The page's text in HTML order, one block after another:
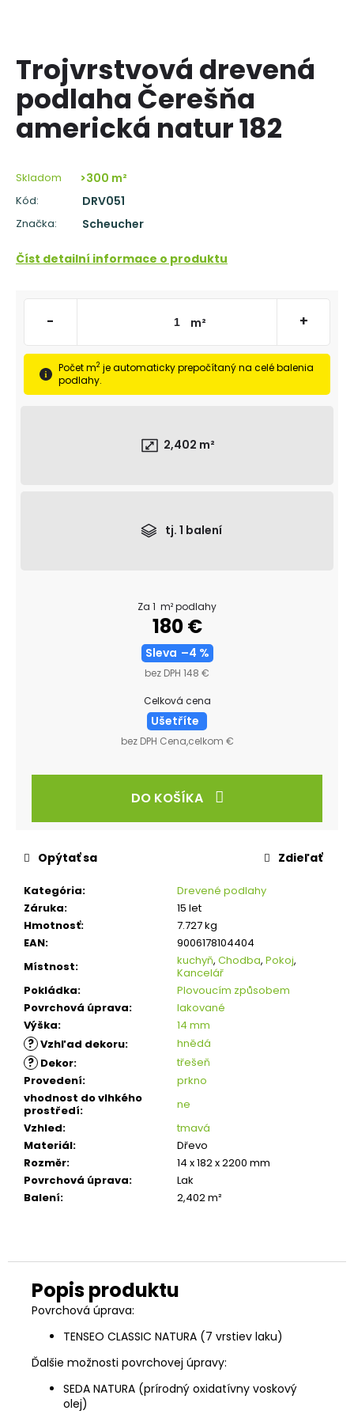
Trojvrstvová drevená
podlaha Čerešňa
americká natur 182
Skladom >300 m²
Kód: DRV051
Značka: Scheucher
Číst detailní informace o produktu
- m² +
Počet m2 je automaticky prepočítaný na celé balenia
podlahy.
2,402 m²
tj. 1 balení
Za 1 m² podlahy
180 €
Sleva –4 %
bez DPH 148 €
Celková cena
Ušetříte
bez DPH Cena,celkom €
DO KOŠÍKA
Kategória:
Drevené podlahy
Záruka:
15 let
Hmotnosť:
7.727 kg
EAN:
9006178104404
Místnost: kuchyň, Chodba, Pokoj,
Kancelář
Pokládka:
Plovoucím způsobem
Povrchová úprava:
lakované
Výška: 14 mm
? Vzhľad dekoru: hnědá
? Dekor:
třešeň
Provedení:
prkno
vhodnost do vlhkého
prostředí:
ne
Vzhled:
tmavá
Materiál:
Dřevo
Rozměr:
14 x 182 x 2200 mm
Povrchová úprava:
Lak
Balení: 2,402 m²
Opýtať sa Zdieľať
Povrchová úprava:
TENSEO CLASSIC NATURA (7 vrstiev laku)
Ďalšie možnosti povrchovej úpravy:
SEDA NATURA (prírodný oxidatívny voskový
olej)
s
ť
?
O
d
č
m